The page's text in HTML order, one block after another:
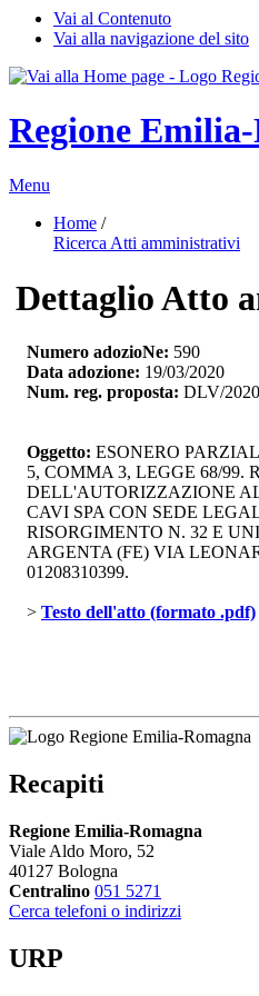
Vai al Contenuto
Vai alla navigazione del sito
Regione
Menu
Home /
Ricerca Atti amministrativi
Dettaglio Atto
Numero adozioNe: 590
Data adozione: 19/03/2020
Num. reg. proposta: DLV/
Oggetto: ESONERO
5, COMMA 3, LEGGE 68/99.
DELL'AUTORIZZAZIONE
CAVI SPA CON SEDE
RISORGIMENTO N. 32 E
ARGENTA (FE) VIA
01208310399.
> Testo dell'atto (formato .pdf)
Recapiti
Regione Emilia-Romagna
Viale Aldo Moro, 52
40127 Bologna
Centralino 051 5271
Cerca telefoni o indirizzi
URP